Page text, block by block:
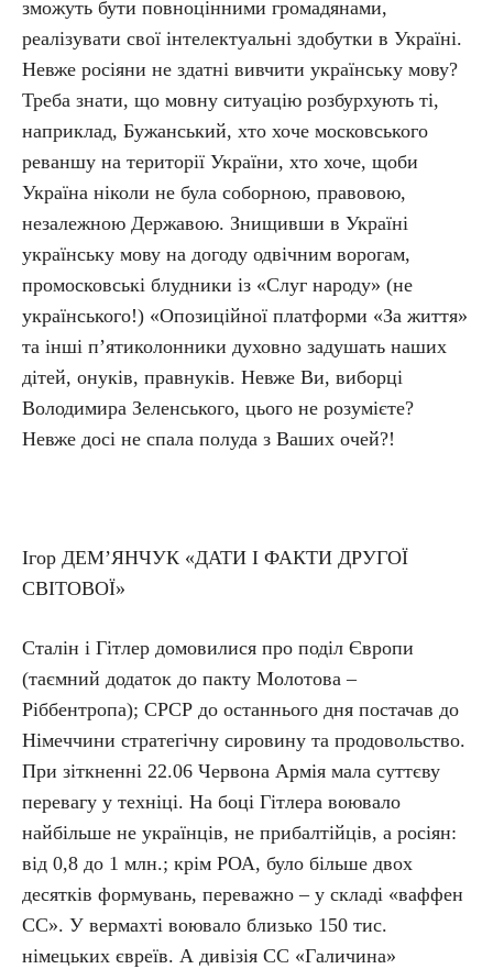
зможуть бути повноцінними громадянами,
реалізувати свої інтелектуальні здобутки в Україні.
Невже росіяни не здатні вивчити українську мову?
Треба знати, що мовну ситуацію розбурхують ті,
наприклад, Бужанський, хто хоче московського
реваншу на території України, хто хоче, щоби
Україна ніколи не була соборною, правовою,
незалежною Державою. Знищивши в Україні
українську мову на догоду одвічним ворогам,
промосковські блудники із «Слуг народу» (не
українського!) «Опозиційної платформи «За життя»
та інші п’ятико­лонники духовно задушать наших
дітей, онуків, правнуків. Невже Ви, виборці
Володимира Зеленського, цього не розумієте?
Невже досі не спала полуда з Ваших очей?!
Ігор ДЕМ’ЯНЧУК «ДАТИ І ФАКТИ ДРУГОЇ
СВІТОВОЇ»
Сталін і Гітлер домовилися про поділ Європи
(таємний додаток до пакту Молотова –
Ріббентропа); СРСР до останнього дня постачав до
Німеччини стратегічну сировину та продовольство.
При зіткненні 22.06 Червона Армія мала суттєву
перевагу у техніці. На боці Гітлера воювало
найбільше не українців, не прибалтійців, а росіян:
від 0,8 до 1 млн.; крім РОА, було більше двох
десятків формувань, переважно – у складі «ваффен
СС». У вермахті воювало близько 150 тис.
німецьких євреїв. А дивізія СС «Галичина»